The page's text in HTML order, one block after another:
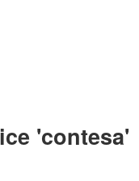
'contesa'